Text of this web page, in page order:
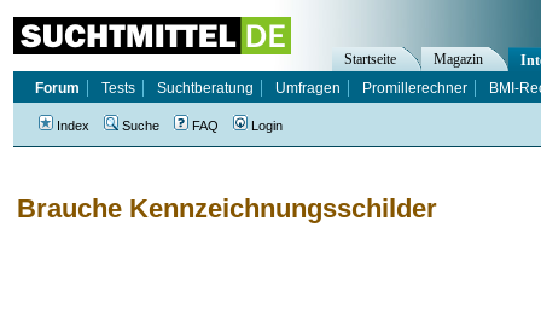
Brauche Kennzeichnungsschilder
Startseite Magazin
Forum
Tests Suchtberatung Umfragen Promillerechner BMI-
Index Suche FAQ Login